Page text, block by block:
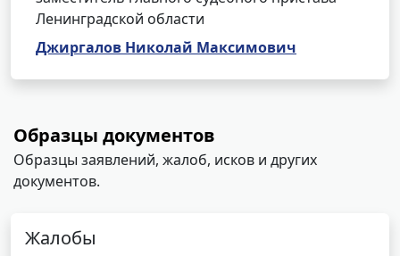
Ленинградской области
Джиргалов Николай Максимович
Образцы документов
Образцы заявлений, жалоб, исков и других
документов.
Жалобы